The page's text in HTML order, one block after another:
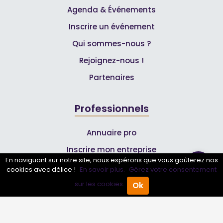
Annuaire Pro Agenda
Agenda & Événements
Inscrire un événement
Qui sommes-nous ?
Rejoignez-nous !
Partenaires
Professionnels
Annuaire pro
Inscrire mon entreprise
Les Abonnements Pros
Infos
En naviguant sur notre site, nous espérons que vous goûterez nos
cookies avec délice ! En savoir plus. Gérez votre consentement
sur les cookies.
Ok